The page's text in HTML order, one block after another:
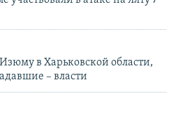
в Харьковской области,
– власти